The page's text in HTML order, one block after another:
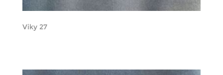
Viky 27